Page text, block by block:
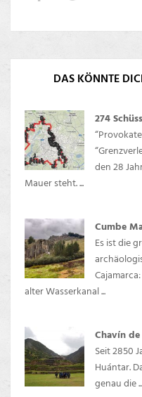
DAS KÖNNTE
274
den 28
Mauer steht. ...
Cumbe
Es ist die
alter Wasserkanal ...
Chavín
Seit 2850
Huántar.
genau die ...